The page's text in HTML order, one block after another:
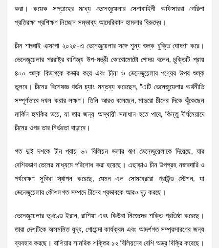
করা। কয়েক সপ্তাহের মধ্যে ভেনেজুয়েলার সেনাবাহিনী অফিসাররা গেরিলা
প্রতিরক্ষা প্রশিক্ষণ নিচ্ছেন সম্ভাব্য আমেরিকান হামলার বিরুদ্ধে।
চীন শাঙ্ঘাই এক্সপো ২০২৫-এ ভেনেজুয়েলার সঙ্গে শূন্য শুল্ক চুক্তি ঘোষণা করে।
ভেনেজুয়েলার পররাষ্ট্র বাণিজ্য উপ-মন্ত্রী কোরোমোটো গোদয় বলেন, চুক্তিটি প্রায়
৪০০ শুল্ক বিভাগকে কভার করে এবং চীনা ও ভেনেজুয়েলার পণ্যের উপর শুল্ক
তুলবে। চীনের বিশেষজ্ঞ গর্ডন চ্যাং মন্তব্য করেছেন, “এটি ভেনেজুয়েলার অর্থনীতি
সম্পূর্ণভাবে দখল করার লক্ষণ। তিনি আরও বলেছেন, মাদুরো চীনের দিকে ঝুঁকেছেন
মার্কিন হুমকির ভয়ে, যা তার জন্য অস্থায়ী সমাধান হতে পারে, কিন্তু দীর্ঘমেয়াদে
চীনের ওপর তার নির্ভরতা বাড়াবে।
গত দুই দশকে চীন প্রায় ৬০ বিলিয়ন ডলার ঋণ ভেনেজুয়েলাকে দিয়েছে, যার
বেশিরভাগ তেলের মাধ্যমে পরিশোধ করা হয়েছে। এছাড়াও চীন উপগ্রহ নজরদারি ও
পর্যবেক্ষণ সুবিধা স্থাপন করেছে, যেমন এল সোমব্রেরো গ্রাউন্ড স্টেশন, যা
ভেনেজুয়েলার কৌশলগত সম্পদে চীনের প্রভাবকে আরও দৃঢ় করছে।
ভেনেজুয়েলার ভূখণ্ডে ইরান, রাশিয়া এবং কিউবা নিজেদের শক্তি প্রতিষ্ঠা করেছে।
তারা দেশটিকে অসমমিত যুদ্ধ, গোয়েন্দা কার্যক্রম এবং আদর্শগত সম্প্রসারণের জন্য
ব্যবহার করছে। রাশিয়ার সামরিক শক্তির ১২ বিলিয়নের বেশি অস্ত্র বিক্রি করেছে।